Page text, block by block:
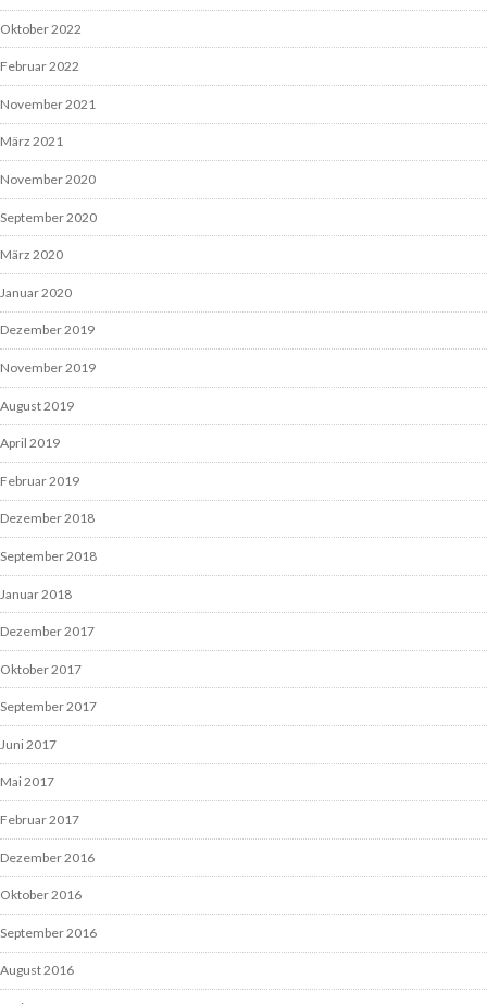
Oktober 2022
Februar 2022
November 2021
März 2021
November 2020
September 2020
März 2020
Januar 2020
Dezember 2019
November 2019
August 2019
April 2019
Februar 2019
Dezember 2018
September 2018
Januar 2018
Dezember 2017
Oktober 2017
September 2017
Juni 2017
Mai 2017
Februar 2017
Dezember 2016
Oktober 2016
September 2016
August 2016